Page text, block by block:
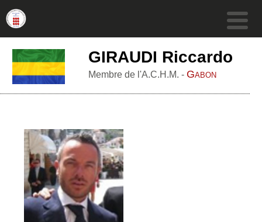
GIRAUDI Riccardo
Membre de l'A.C.H.M. - Gabon